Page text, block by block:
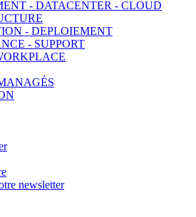
- DATACENTER - CLOUD
- DEPLOIEMENT
- SUPPORT
newsletter